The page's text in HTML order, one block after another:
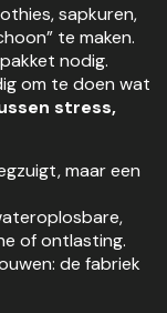
sapkuren,
te maken.
nodig.
om te doen wat
stress,
maar een
of ontlasting.
de fabriek